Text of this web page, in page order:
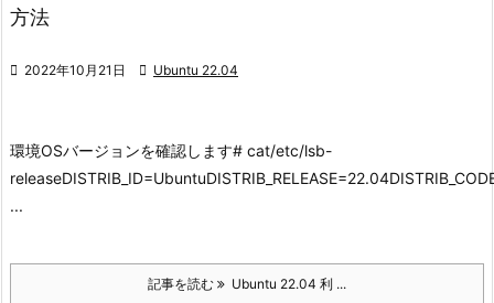
方法
 2022年10月21日  Ubuntu 22.04
環境OSバージョンを確認します# cat/etc/lsb-
...
記事を読む Ubuntu 22.04 利 ...